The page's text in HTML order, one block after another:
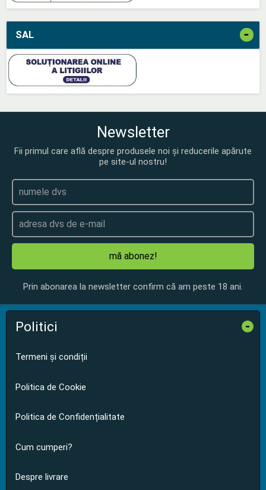
SAL -
Newsletter
Fii primul care află despre produsele noi și reducerile apărute
pe site-ul nostru!
mă abonez!
Prin abonarea la newsletter confirm că am peste 18 ani.
Politici -
Termeni și condiții
Politica de Cookie
Politica de Confidențialitate
Cum cumperi?
Despre livrare